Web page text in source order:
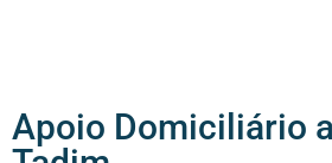
Apoio Domiciliário